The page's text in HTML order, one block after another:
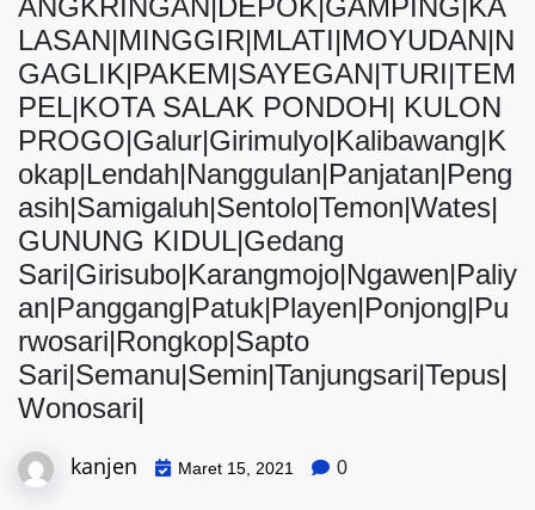
ANGKRINGAN|DEPOK|GAMPING|KA
LASAN|MINGGIR|MLATI|MOYUDAN|N
GAGLIK|PAKEM|SAYEGAN|TURI|TEM
PEL|KOTA SALAK PONDOH| KULON
PROGO|Galur|Girimulyo|Kalibawang|K
okap|Lendah|Nanggulan|Panjatan|Peng
asih|Samigaluh|Sentolo|Temon|Wates|
GUNUNG KIDUL|Gedang
Sari|Girisubo|Karangmojo|Ngawen|Paliy
an|Panggang|Patuk|Playen|Ponjong|Pu
rwosari|Rongkop|Sapto
Sari|Semanu|Semin|Tanjungsari|Tepus|
Wonosari|
kanjen Maret 15, 2021 0